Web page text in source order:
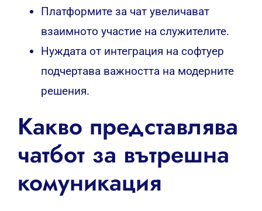
Платформите за чат увеличават
взаимното участие на служителите.
Нуждата от интеграция на софтуер
подчертава важността на модерните
решения.
Какво представлява
чатбот за вътрешна
комуникация